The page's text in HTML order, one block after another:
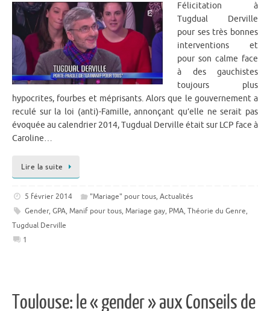
Félicitation à
Tugdual Derville
pour ses très bonnes
interventions et
pour son calme face
à des gauchistes
toujours plus
hypocrites, fourbes et méprisants. Alors que le gouvernement a
reculé sur la loi (anti)-Famille, annonçant qu’elle ne serait pas
évoquée au calendrier 2014, Tugdual Derville était sur LCP face à
Caroline…
Lire la suite
5 février 2014 "Mariage" pour tous,Actualités
Gender, GPA, Manif pour tous, Mariage gay, PMA, Théorie du Genre,
Tugdual Derville
1
Toulouse: le « gender » aux Conseils de